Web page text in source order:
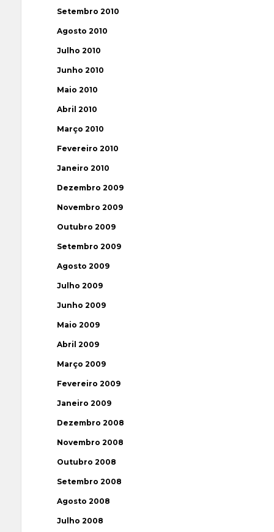
Setembro 2010
Agosto 2010
Julho 2010
Junho 2010
Maio 2010
Abril 2010
Março 2010
Fevereiro 2010
Janeiro 2010
Dezembro 2009
Novembro 2009
Outubro 2009
Setembro 2009
Agosto 2009
Julho 2009
Junho 2009
Maio 2009
Abril 2009
Março 2009
Fevereiro 2009
Janeiro 2009
Dezembro 2008
Novembro 2008
Outubro 2008
Setembro 2008
Agosto 2008
Julho 2008